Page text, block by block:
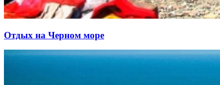
Отдых на Черном море